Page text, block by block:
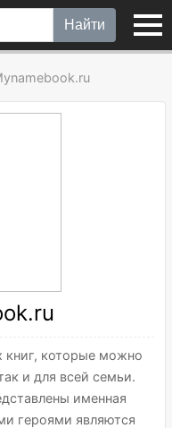
Найти
которые можно
и для всей семьи.
именная
героями являются